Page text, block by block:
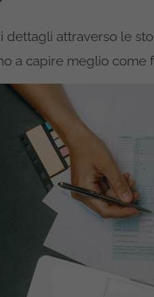
dettagli attraverso le
a capire meglio come